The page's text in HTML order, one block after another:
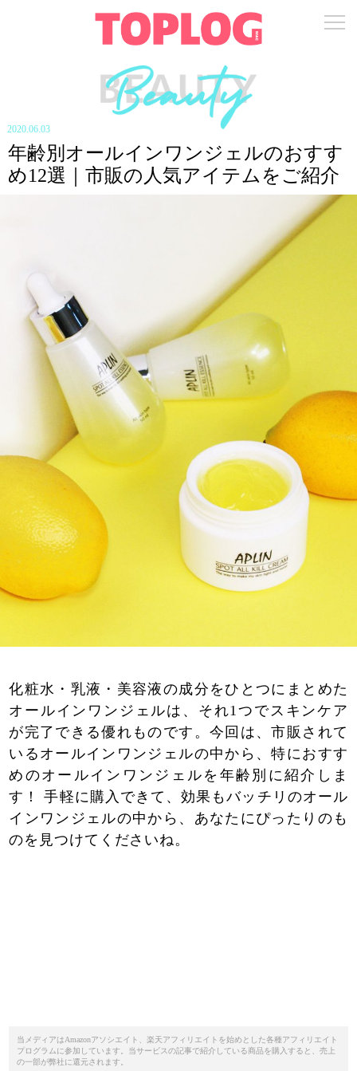
2020.06.03
年齢別オールインワンジェルのおすす
め12選｜市販の人気アイテムをご紹介
化粧水・乳液・美容液の成分をひとつにまとめた
オールインワンジェルは、それ1つでスキンケア
が完了できる優れものです。今回は、市販されて
いるオールインワンジェルの中から、特におすす
めのオールインワンジェルを年齢別に紹介しま
す！ 手軽に購入できて、効果もバッチリのオール
インワンジェルの中から、あなたにぴったりのも
のを見つけてくださいね。
当メディアはAmazonアソシエイト、楽天アフィリエイトを始めとした各種アフィリエイト
プログラムに参加しています。当サービスの記事で紹介している商品を購入すると、売上
の一部が弊社に還元されます。